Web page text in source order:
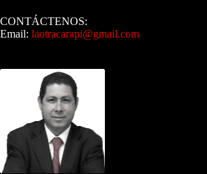
CONTÁCTENOS:
Email: laotracarapi@gmail.com